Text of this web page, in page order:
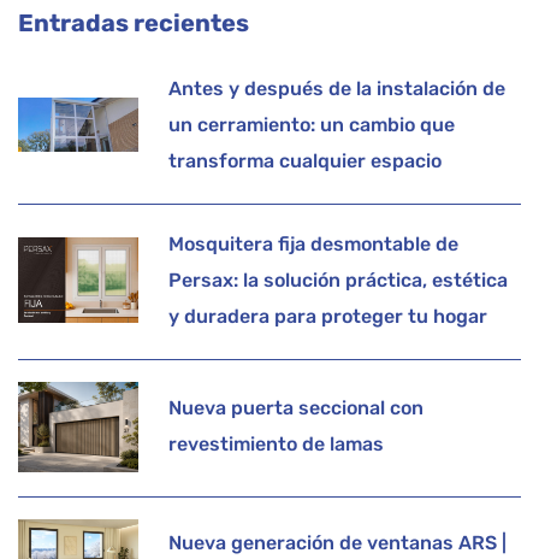
Entradas recientes
Antes y después de la instalación de
un cerramiento: un cambio que
transforma cualquier espacio
Mosquitera fija desmontable de
Persax: la solución práctica, estética
y duradera para proteger tu hogar
Nueva puerta seccional con
revestimiento de lamas
Nueva generación de ventanas ARS |